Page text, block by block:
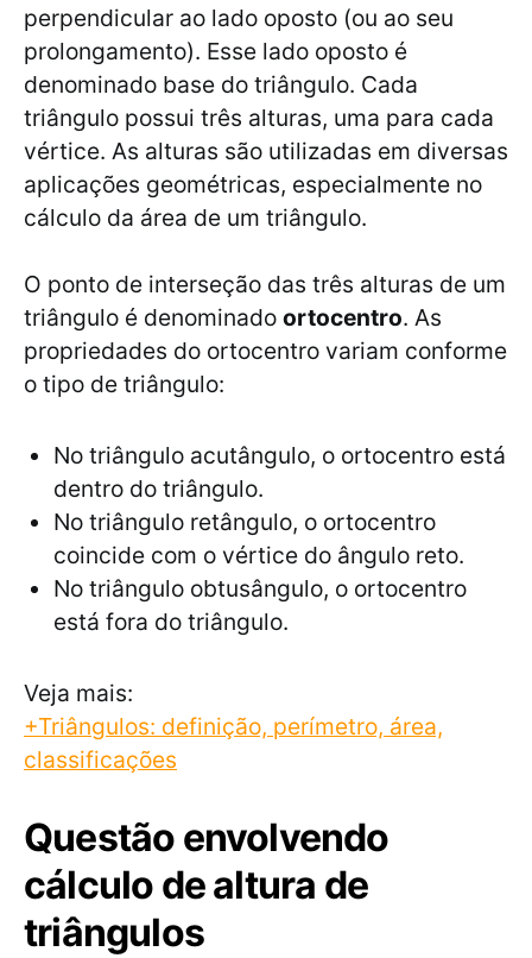
perpendicular ao lado oposto (ou ao seu
prolongamento). Esse lado oposto é
denominado base do triângulo. Cada
triângulo possui três alturas, uma para cada
vértice. As alturas são utilizadas em diversas
aplicações geométricas, especialmente no
cálculo da área de um triângulo.
O ponto de interseção das três alturas de um
triângulo é denominado ortocentro. As
propriedades do ortocentro variam conforme
o tipo de triângulo:
No triângulo acutângulo, o ortocentro está
dentro do triângulo.
No triângulo retângulo, o ortocentro
coincide com o vértice do ângulo reto.
No triângulo obtusângulo, o ortocentro
está fora do triângulo.
Veja mais:
+Triângulos: definição, perímetro, área,
classificações
Questão envolvendo
cálculo de altura de
triângulos